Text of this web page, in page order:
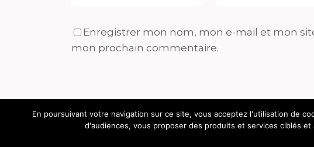
Enregistrer mon nom, mon e-mail et mon
mon prochain commentaire.
© GOURMICOM 2019 -
En poursuivant votre navigation sur ce site, vous acceptez l'utilisation de
d'audiences, vous proposer des produits et services ciblés